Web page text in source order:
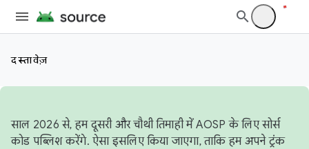
दस्तावेज़
साल 2026 से, हम दूसरी और चौथी तिमाही में AOSP के लिए सोर्स
कोड पब्लिश करेंगे. ऐसा इसलिए किया जाएगा, ताकि हम अपने ट्रंक